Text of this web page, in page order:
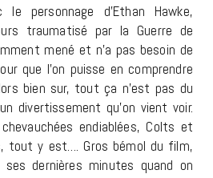
personnage d’Ethan Hawke,
traumatisé par la Guerre de
mené et n’a pas besoin de
que l’on puisse en comprendre
bien sur, tout ça n’est pas du
divertissement qu’on vient voir.
endiablées, Colts et
tout y est…. Gros bémol du film,
ses dernières minutes quand on